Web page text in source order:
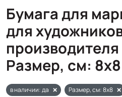
Бумага для
для
производителя
Размер, см: 8х8
в наличии: да
Размер, см: 8х8